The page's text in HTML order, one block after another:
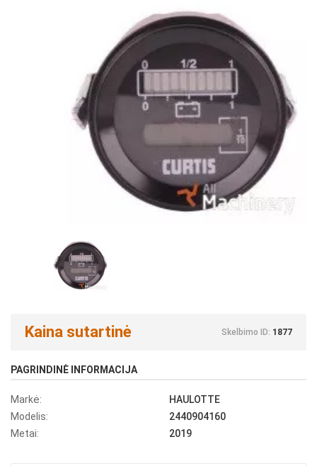
Kaina sutartinė Skelbimo ID: 1877
PAGRINDINĖ INFORMACIJA
Markė:
HAULOTTE
Modelis:
2440904160
Metai:
2019